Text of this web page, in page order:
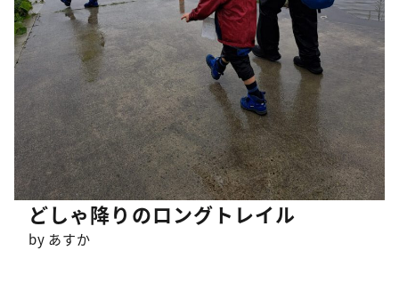
どしゃ降りのロングトレイル
by あすか